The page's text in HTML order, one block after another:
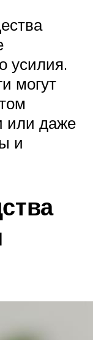
усилия.
могут
или даже
и